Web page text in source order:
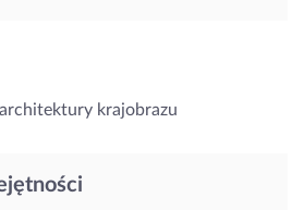
krajobrazu